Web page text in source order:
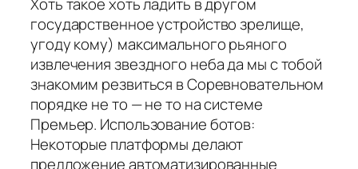
государственное устройство зрелище,
угоду кому) максимального рьяного
извлечения звездного неба да мы с тобой
знакомим резвиться в Соревновательном
порядке не то — не то на системе
Премьер. Использование ботов:
Некоторые платформы делают
предложение автоматизированные